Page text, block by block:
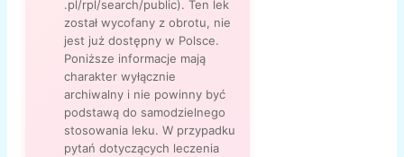
.pl/rpl/search/public). Ten lek
został wycofany z obrotu, nie
jest już dostępny w Polsce.
Poniższe informacje mają
charakter wyłącznie
archiwalny i nie powinny być
podstawą do samodzielnego
stosowania leku. W przypadku
pytań dotyczących leczenia